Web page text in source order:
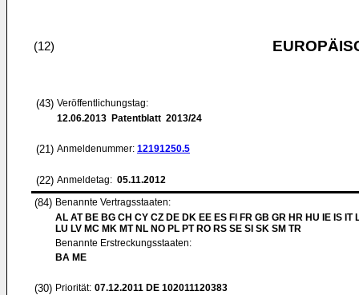
(12)
(43) Veröffentlichungstag:
12.06.2013 Patentblatt 2013/24
(21) Anmeldenummer: 12191250.5
(22) Anmeldetag: 05.11.2012
(84) Benannte Vertragsstaaten:
AL AT BE BG CH CY CZ DE DK EE ES FI FR GB GR HR HU IE IS IT
LU LV MC MK MT NL NO PL PT RO RS SE SI SK SM TR
Benannte Erstreckungsstaaten:
BA ME
(30) Priorität: 07.12.2011 DE 102011120383